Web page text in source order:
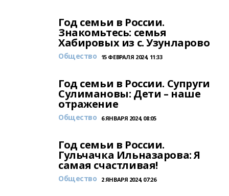
Год семьи в России.
Знакомьтесь: семья
Хабировых из с. Узунларово
Общество 15 ФЕВРАЛЯ 2024, 11:33
Год семьи в России. Супруги
Сулимановы: Дети – наше
отражение
Общество 6 ЯНВАРЯ 2024, 08:05
Год семьи в России.
Гульчачка Ильназарова: Я
самая счастливая!
Общество 2 ЯНВАРЯ 2024, 07:26